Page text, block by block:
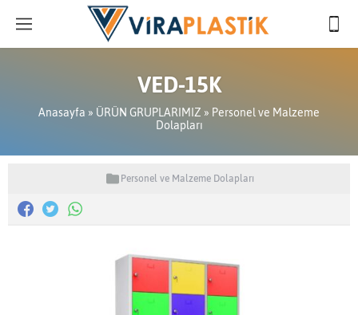
VED-15K
Anasayfa » ÜRÜN GRUPLARIMIZ » Personel ve Malzeme
Dolapları
Personel ve Malzeme Dolapları